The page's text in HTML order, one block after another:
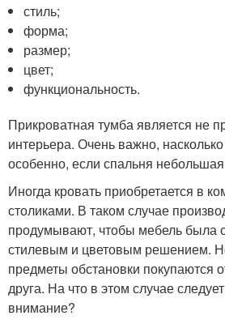
стиль;
форма;
размер;
цвет;
функциональность.
Прикроватная тумба является не
интерьера. Очень важно,
особенно, если спальня
Иногда кровать приобретается в
столиками. В таком случае
продумывают, чтобы мебель была
стилевым и цветовым решением.
предметы обстановки покупаются
друга. На что в этом случае
внимание?